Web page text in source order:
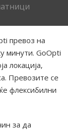
превоз на
минути. GoOpti
локација,
Превозите се
флексибилни
за да